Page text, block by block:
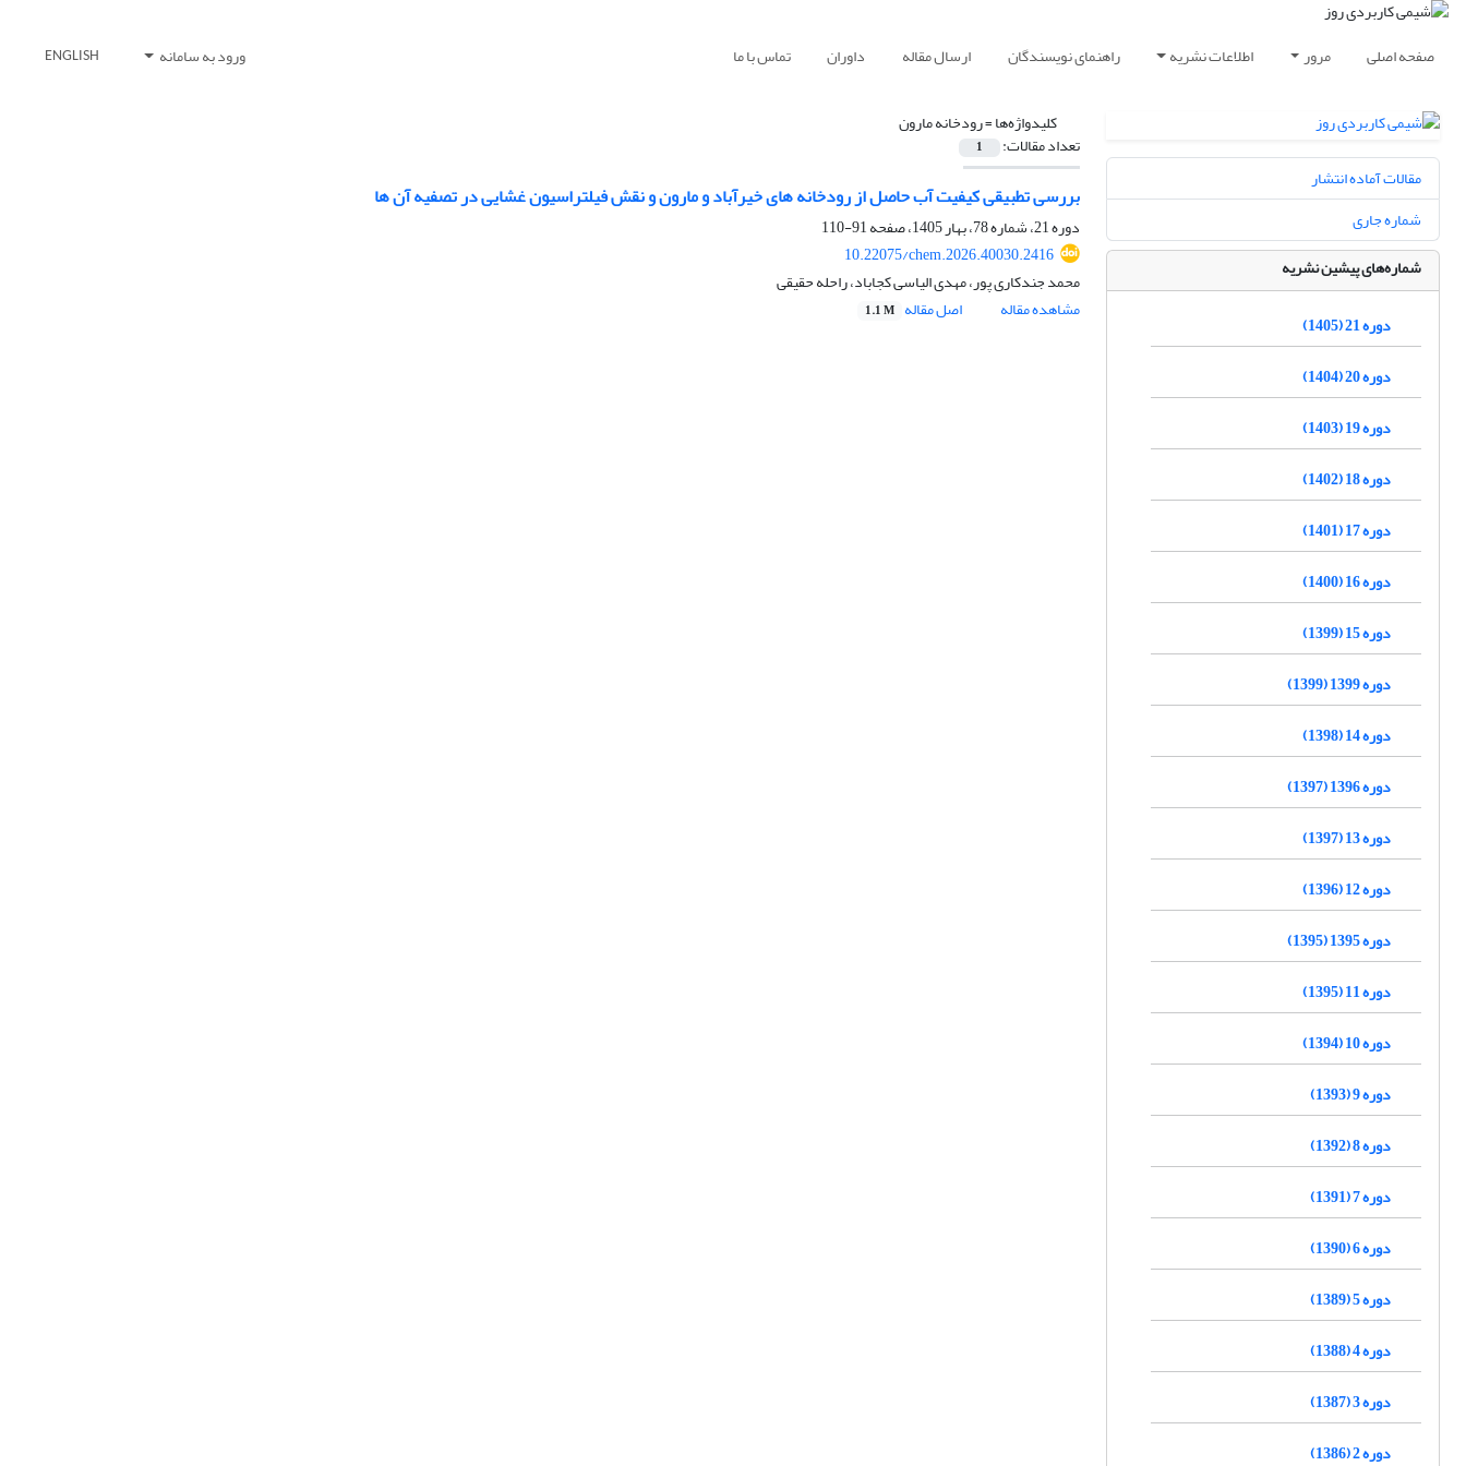
صفحه اصلی مرور اطلاعات نشریه راهنمای نویسندگان ارسال مقاله داوران تماس با ما ورود به سامانه ENGLISH
کلیدواژه‌ها =رودخانه مارون
تعداد مقالات: 1
بررسی تطبیقی کیفیت آب حاصل از رودخانه های خیرآباد و مارون و نقش فیلتراسیون غشایی در تصفیه آن ها
دوره 21، شماره 78، بهار 1405، صفحه
91-110
10.22075/chem.2026.40030.2416
محمد جندکاری پور، مهدی الیاسی کجاباد، راحله حقیقی
مشاهده مقاله
اصل مقاله 1.1 M
مقالات آماده انتشار
شماره جاری
شماره‌های پیشین نشریه
دوره 21 (1405)
دوره 20 (1404)
دوره 19 (1403)
دوره 18 (1402)
دوره 17 (1401)
دوره 16 (1400)
دوره 15 (1399)
دوره 1399 (1399)
دوره 14 (1398)
دوره 1396 (1397)
دوره 13 (1397)
دوره 12 (1396)
دوره 1395 (1395)
دوره 11 (1395)
دوره 10 (1394)
دوره 9 (1393)
دوره 8 (1392)
دوره 7 (1391)
دوره 6 (1390)
دوره 5 (1389)
دوره 4 (1388)
دوره 3 (1387)
دوره 2 (1386)